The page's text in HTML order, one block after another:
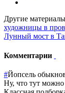
Другие
художницы в
Лунный мост в
Комментарии
#Йопсель
Ну, что тут